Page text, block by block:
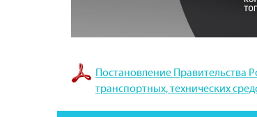
Постановление Правительства
транспортных, технических